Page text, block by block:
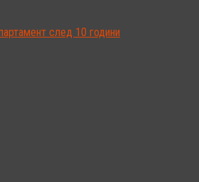
след 10 години